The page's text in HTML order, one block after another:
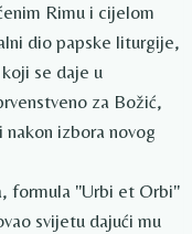
Rimu i cijelom
dio papske liturgije,
se daje u
za Božić,
nakon izbora novog
formula "Urbi et Orbi"
svijetu dajući mu